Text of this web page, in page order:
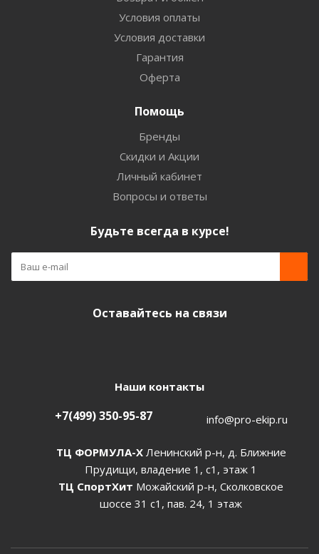
Условия оплаты
Условия доставки
Гарантия
Оферта
Помощь
Бренды
Скидки и Акции
Личный кабинет
Вопросы и ответы
Будьте всегда в курсе!
Оставайтесь на связи
Наши контакты
+7(499) 350-95-87 info@pro-ekip.ru
ТЦ ФОРМУЛА-ХЛенинский р-н, д. Ближние
Прудищи, владение 1, с1, этаж 1
ТЦ СпортХит Можайский р-н, Сколковское
шоссе 31 с1, пав. 24, 1 этаж